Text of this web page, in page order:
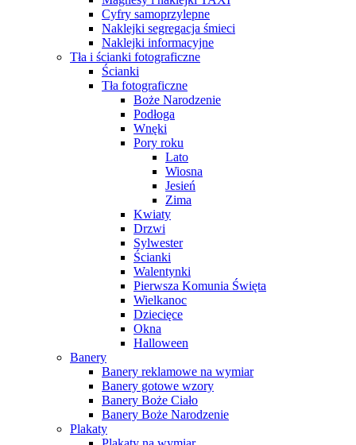
Cyfry samoprzylepne
Naklejki segregacja śmieci
Naklejki informacyjne
Tła i ścianki fotograficzne
Ścianki
Tła fotograficzne
Boże Narodzenie
Podłoga
Wnęki
Pory roku
Lato
Wiosna
Jesień
Zima
Kwiaty
Drzwi
Sylwester
Ścianki
Walentynki
Pierwsza Komunia Święta
Wielkanoc
Dziecięce
Okna
Halloween
Banery
Banery reklamowe na wymiar
Banery gotowe wzory
Banery Boże Ciało
Banery Boże Narodzenie
Plakaty